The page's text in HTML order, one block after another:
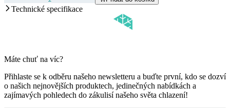
Technické specifikace
Máte chuť na víc?
Přihlaste se k odběru našeho newsletteru a buďte první, kdo se dozví
o našich nejnovějších produktech, jedinečných nabídkách a
zajímavých pohledech do zákulisí našeho světa chlazení!